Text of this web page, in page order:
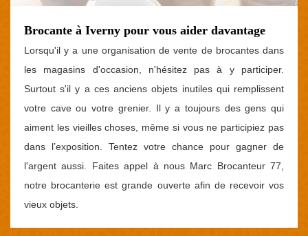
Brocante à Iverny pour vous aider davantage
Lorsqu'il y a une organisation de vente de brocantes dans
les magasins d'occasion, n'hésitez pas à y participer.
Surtout s'il y a ces anciens objets inutiles qui remplissent
votre cave ou votre grenier. Il y a toujours des gens qui
aiment les vieilles choses, même si vous ne participiez pas
dans l’exposition. Tentez votre chance pour gagner de
l'argent aussi. Faites appel à nous Marc Brocanteur 77,
notre brocanterie est grande ouverte afin de recevoir vos
vieux objets.